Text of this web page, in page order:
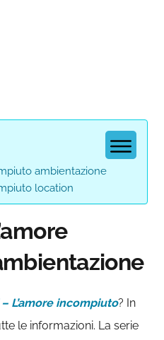
ambientazione
location
L’amore incompiuto? In
le informazioni. La serie